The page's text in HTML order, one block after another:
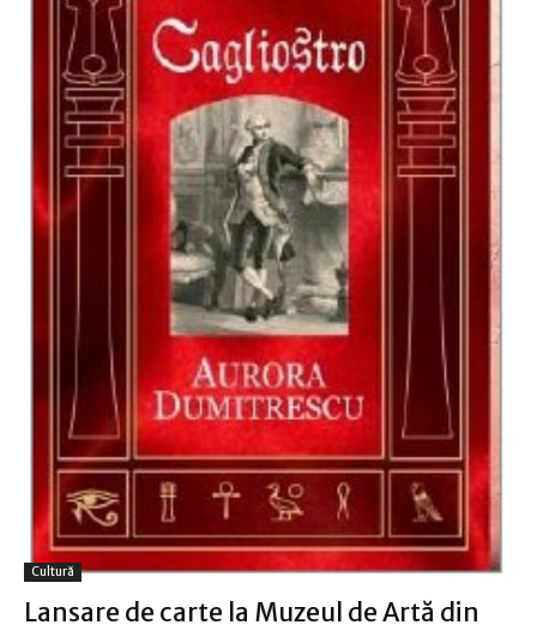
Cultură
Lansare de carte la Muzeul de Artă din